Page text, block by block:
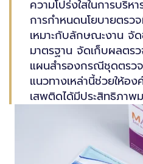
ความโปร่งใสในการบริ
การกำหนดนโยบายตรว
เหมาะกับลักษณะงาน จั
มาตรฐาน จัดเก็บผลตร
แผนสำรองกรณีชุดตรว
แนวทางเหล่านี้ช่วยให้อ
เสพติดได้มีประสิทธิภาพม